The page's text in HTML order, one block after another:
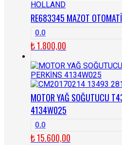
RE683345 MAZOT
0.0
₺1.800,00
MOTOR YAĞ SOĞUTUCU
4134W025
0.0
₺15.600,00